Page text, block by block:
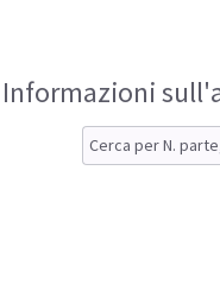
Informazioni